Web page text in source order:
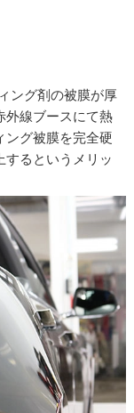
ング剤の被膜が厚
外線ブースにて熱
ング被膜を完全硬
するというメリッ